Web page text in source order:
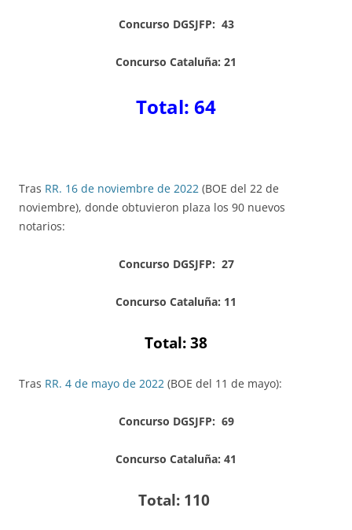
Concurso DGSJFP: 43
Concurso Cataluña: 21
Total: 64
Tras RR. 16 de noviembre de 2022 (BOE del 22 de
noviembre), donde obtuvieron plaza los 90 nuevos
notarios:
Concurso DGSJFP: 27
Concurso Cataluña: 11
Total: 38
Tras RR. 4 de mayo de 2022 (BOE del 11 de mayo):
Concurso DGSJFP: 69
Concurso Cataluña: 41
Total: 110